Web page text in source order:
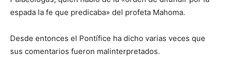
espada la fe que predicaba» del profeta Mahoma.
Desde entonces el Pontífice ha dicho varias veces que
sus comentarios fueron malinterpretados.